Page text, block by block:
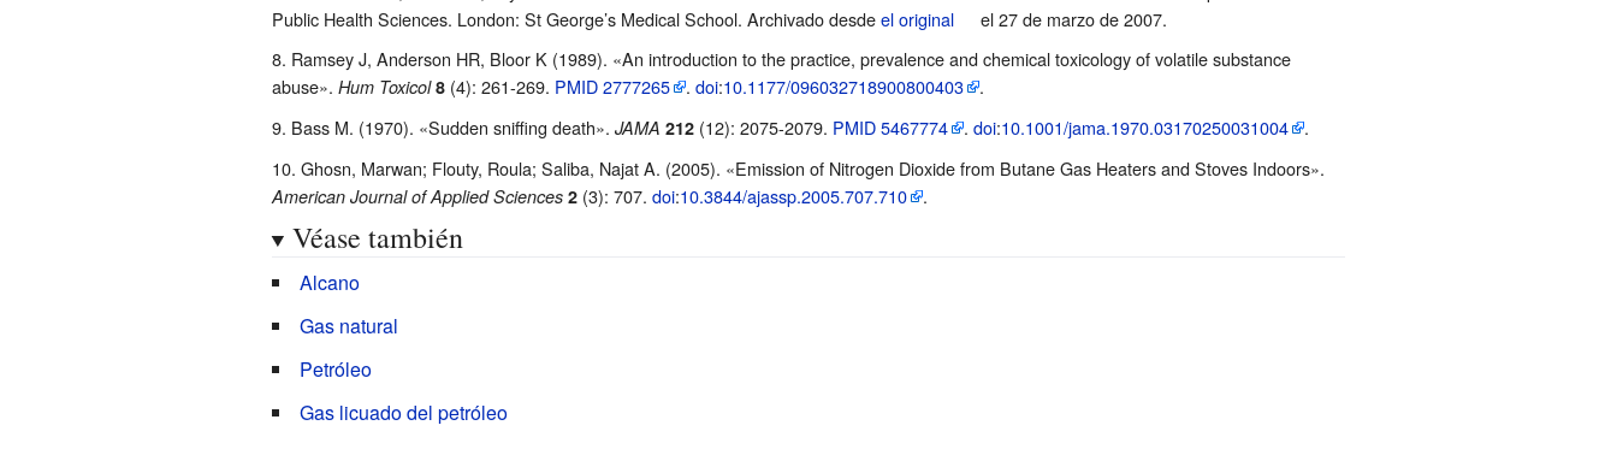
Public Health Sciences. London: St George’s Medical School. Archivado desdeel original
el 27 de marzo de 2007.
Ramsey J, Anderson HR, Bloor K (1989). «An introduction to the practice, prevalence and chemical toxicology of volatile substance
abuse». Hum Toxicol 8(4): 261-269. PMID 2777265 . doi:10.1177/096032718900800403
.
Bass M. (1970). «Sudden sniffing death». JAMA 212(12): 2075-2079. PMID 5467774 . doi:10.1001/jama.1970.03170250031004
.
Ghosn, Marwan; Flouty, Roula; Saliba, Najat A. (2005). «Emission of Nitrogen Dioxide from Butane Gas Heaters and Stoves Indoors».
American Journal of Applied Sciences 2(3): 707. doi:10.3844/ajassp.2005.707.710 .
Véase también
Alcano
Gas natural
Petróleo
Gas licuado del petróleo